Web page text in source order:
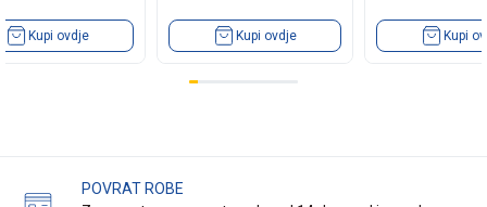
Kupi ovdje Kupi ovdje Kupi
POVRAT ROBE